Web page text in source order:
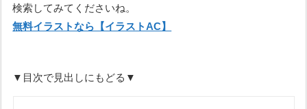
検索してみてくださいね。
無料イラストなら【イラストAC】
▼目次で見出しにもどる▼